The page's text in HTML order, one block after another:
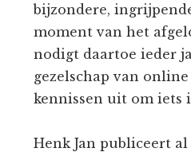
bijzondere,
moment van het
nodigt daartoe ieder
gezelschap van
kennissen uit om iets
Henk Jan publiceert